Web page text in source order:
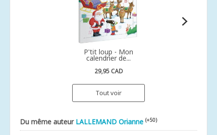
P'tit loup - Mon
calendrier de...
29,95 CAD
Tout voir
Du même auteur LALLEMAND Orianne (+50)